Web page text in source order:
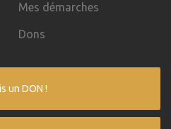
Mes démarches
Dons
un DON !